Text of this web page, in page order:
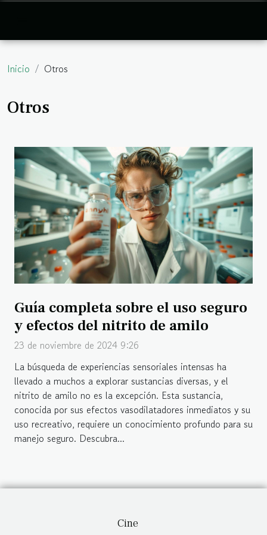
Inicio Otros
Otros
Guía completa sobre el uso seguro
y efectos del nitrito de amilo
23 de noviembre de 2024 9:26
La búsqueda de experiencias sensoriales intensas ha
llevado a muchos a explorar sustancias diversas, y el
nitrito de amilo no es la excepción. Esta sustancia,
conocida por sus efectos vasodilatadores inmediatos y su
uso recreativo, requiere un conocimiento profundo para su
manejo seguro. Descubra...
Cine